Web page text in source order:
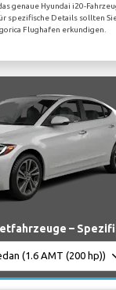
genaue Hyundai i20-
spezifische Details sollten
Flughafen erkundigen.
–